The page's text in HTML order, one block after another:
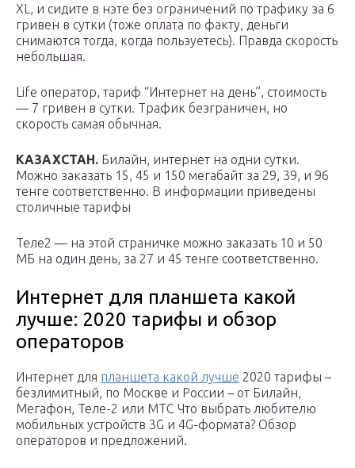
XL, и сидите в нэте без ограничений по трафику за 6
гривен в сутки (тоже оплата по факту, деньги
снимаются тогда, когда пользуетесь). Правда скорость
небольшая.
Life оператор, тариф “Интернет на день”, стоимость
— 7 гривен в сутки. Трафик безграничен, но
скорость самая обычная.
КАЗАХСТАН. Билайн, интернет на одни сутки.
Можно заказать 15, 45 и 150 мегабайт за 29, 39, и 96
тенге соответственно. В информации приведены
столичные тарифы
Теле2 — на этой страничке можно заказать 10 и 50
МБ на один день, за 27 и 45 тенге соответственно.
Интернет для планшета какой
лучше: 2020 тарифы и обзор
операторов
Интернет для планшета какой лучше 2020 тарифы –
безлимитный, по Москве и России – от Билайн,
Мегафон, Теле-2 или МТС Что выбрать любителю
мобильных устройств 3G и 4G-формата? Обзор
операторов и предложений.